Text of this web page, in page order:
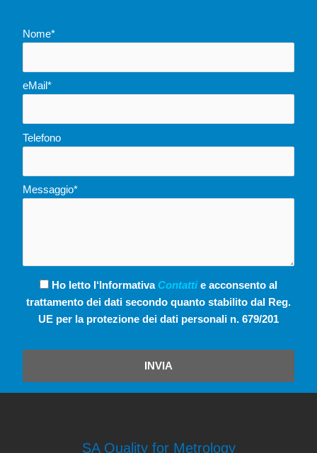
Nome*
eMail*
Telefono
Messaggio*
Ho letto l‘Informativa Contattie acconsento al
trattamento dei dati secondo quanto stabilito dal Reg.
UE per la protezione dei dati personali n. 679/201
INVIA
SA Quality for Metrology